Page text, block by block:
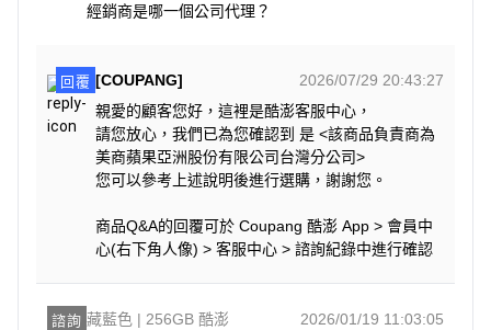
經銷商是哪一個公司代理？
回覆 [COUPANG]
2026/07/29 20:43:27
親愛的顧客您好，這裡是酷澎客服中心，
請您放心，我們已為您確認到 是 <該商品負責商為
美商蘋果亞洲股份有限公司台灣分公司>
您可以參考上述說明後進行選購，謝謝您。
商品Q&A的回覆可於 Coupang 酷澎 App > 會員中
心(右下角人像) > 客服中心 > 諮詢紀錄中進行確認
諮詢 藏藍色 | 256GB 酷澎
2026/01/19 11:03:05